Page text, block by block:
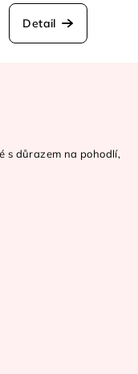
Detail
s důrazem na pohodlí,